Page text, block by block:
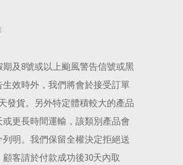
及8號或以上颱風警告信號或黑
生效時外，我們將會於接受訂單
發貨。另外特定體積較大的產品
或更長時間運輸，該類別產品會
列明。我們保留全權決定拒絕送
客請於付款成功後30天內取